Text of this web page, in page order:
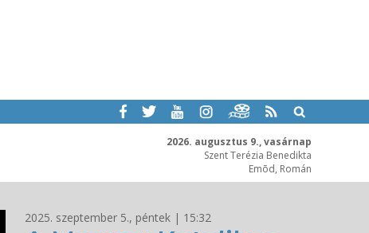
2026. augusztus 9., vasárnap
Szent Terézia Benedikta
Emõd, Román
2025. szeptember 5., péntek | 15:32